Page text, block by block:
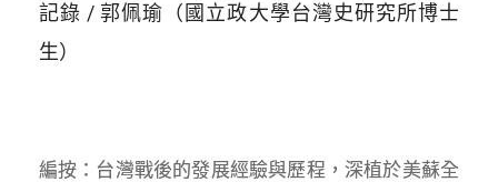
記錄 / 郭佩瑜（國立政大學台灣史研究所博士
生）
編按：台灣戰後的發展經驗與歷程，深植於美蘇全